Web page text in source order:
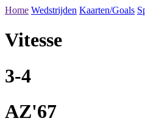
Home Wedstrijden Kaarten/Goals
Vitesse
3-4
AZ'67